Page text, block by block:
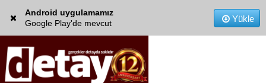
Android uygulamamız
Google Play'de mevcut
Yükle